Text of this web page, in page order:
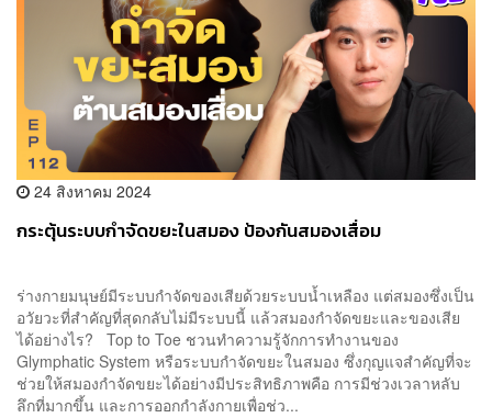
24 สิงหาคม 2024
กระตุ้นระบบกำจัดขยะในสมอง ป้องกันสมองเสื่อม
ร่างกายมนุษย์มีระบบกำจัดของเสียด้วยระบบน้ำเหลือง แต่สมองซึ่งเป็น
อวัยวะที่สำคัญที่สุดกลับไม่มีระบบนี้ แล้วสมองกำจัดขยะและของเสีย
ได้อย่างไร? Top to Toe ชวนทำความรู้จักการทำงานของ
Glymphatic System หรือระบบกำจัดขยะในสมอง ซึ่งกุญแจสำคัญที่จะ
ช่วยให้สมองกำจัดขยะได้อย่างมีประสิทธิภาพคือ การมีช่วงเวลาหลับ
ลึกที่มากขึ้น และการออกกำลังกายเพื่อช่ว...